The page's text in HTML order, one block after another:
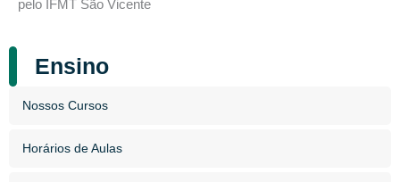
pelo IFMT São Vicente
Ensino
Nossos Cursos
Horários de Aulas